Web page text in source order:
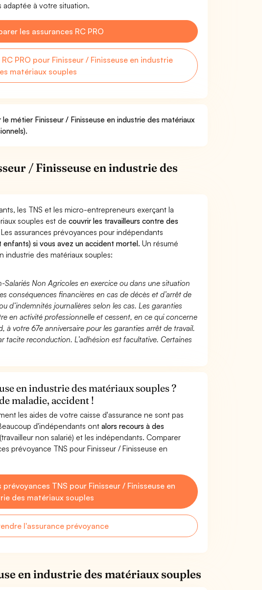
adaptée à votre situation.
les assurances RC PRO
PRO pour Finisseur / Finisseuse en industrie
matériaux souples
métier Finisseur / Finisseuse en industrie des matériaux
/ Finisseuse en industrie des
les TNS et les micro-entrepreneurs exerçant la
souples est decouvrir les travailleurs contre des
Les assurances prévoyances pour indépendants
si vous avez un accident mortel. Un résumé
industrie des matériaux souples:
Salariés Non Agricoles en exercice ou dans une situation
financières en cas de décès et d’arrêt de
d’indemnités journalières selon les cas. Les garanties
en activité professionnelle et cessent, en ce qui concerne
à votre 67e anniversaire pour les garanties arrêt de travail.
tacite reconduction. L’adhésion est facultative. Certaines
en industrie des matériaux souples ?
maladie, accident !
les aides de votre caisse d'assurance ne sont pas
d'indépendants ont alors recours à des
non salarié) et les indépendants. Comparer
prévoyance TNS pour Finisseur / Finisseuse en
TNS pour Finisseur / Finisseuse en
des matériaux souples
l'assurance prévoyance
en industrie des matériaux souples